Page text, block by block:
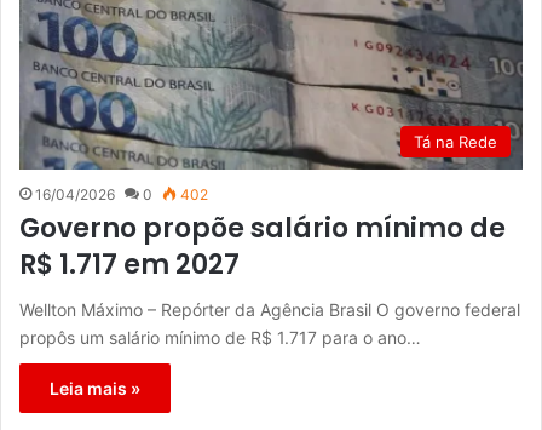
Tá na Rede
16/04/2026 0 402
Governo propõe salário mínimo de
R$ 1.717 em 2027
Wellton Máximo – Repórter da Agência Brasil O governo federal
propôs um salário mínimo de R$ 1.717 para o ano…
Leia mais »